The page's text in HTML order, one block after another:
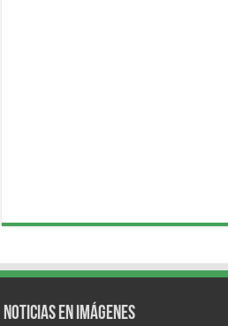
Noticias en Imágenes